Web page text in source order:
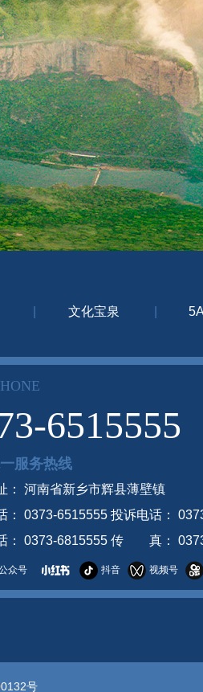
文化宝泉
6515555
服务热线
河南省新乡市辉县薄壁镇
： 0373-6515555 投诉电话：
： 0373-6815555 传 真：
众号 抖音 视频号
号